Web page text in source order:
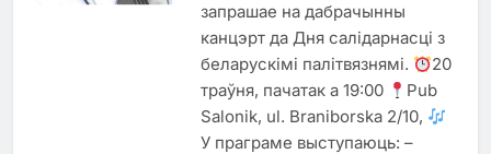
запрашае на дабрачынны
канцэрт да Дня салідарнасці з
беларускімі палітвязнямі.
20
траўня, пачатак а 19:00
Pub
Salonik, ul. Braniborska 2/10,
У праграме выступаюць: –